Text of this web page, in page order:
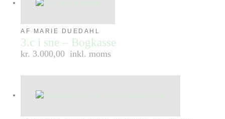
AF MARIE DUEDAHL
3.c i sne – Bogkasse
kr. 3.000,00 inkl. moms